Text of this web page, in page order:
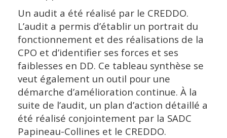
Un audit a été réalisé par le CREDDO.
L’audit a permis d’établir un portrait du
fonctionnement et des réalisations de la
CPO et d’identifier ses forces et ses
faiblesses en DD. Ce tableau synthèse se
veut également un outil pour une
démarche d’amélioration continue. À la
suite de l’audit, un plan d’action détaillé a
été réalisé conjointement par la SADC
Papineau-Collines et le CREDDO.